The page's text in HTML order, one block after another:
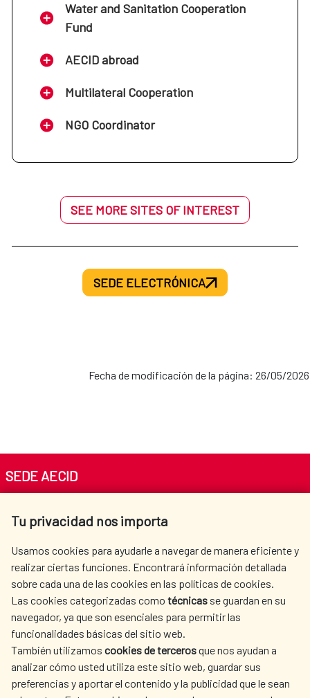
Water and Sanitation Cooperation
Fund
AECID abroad
Multilateral Cooperation
NGO Coordinator
SEE MORE SITES OF INTEREST
SEDE ELECTRÓNICA
Fecha de modificación de la página: 26/05/2026
Tu privacidad nos importa
Usamos cookies para ayudarle a navegar de manera eficiente y
realizar ciertas funciones. Encontrará información detallada
sobre cada una de las cookies en las políticas de cookies.
Las cookies categorizadas como técnicas se guardan en su
navegador, ya que son esenciales para permitir las
funcionalidades básicas del sitio web.
También utilizamos cookies de tercerosque nos ayudan a
analizar cómo usted utiliza este sitio web, guardar sus
preferencias y aportar el contenido y la publicidad que le sean
SEDE AECID
Tel. +34 900 20 30 54​​​​​​​
AECID
WHERE DO WE COOPERATE?
SPANISH HUMANITARIAN
ACTION
PRESS ROOM
CULTURE AND SCIENCE LIBRARY